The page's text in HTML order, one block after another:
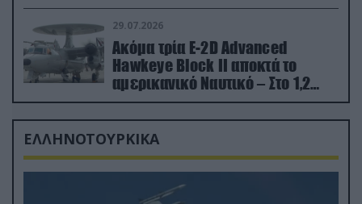
29.07.2026
Ακόμα τρία E-2D Advanced
Hawkeye Block II αποκτά το
αμερικανικό Ναυτικό – Στο 1,2
δισ.δολάρια το κόστος
ΕΛΛΗΝΟΤΟΥΡΚΙΚΑ